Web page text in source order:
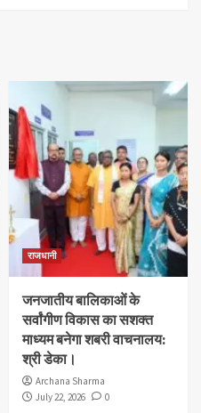
राजधानी
जनजातीय बालिकाओं के
सर्वांगीण विकास का सशक्त
माध्यम बनेगा शबरी वाचनालय:
श्री डेका।
Archana Sharma
July 22, 2026
0